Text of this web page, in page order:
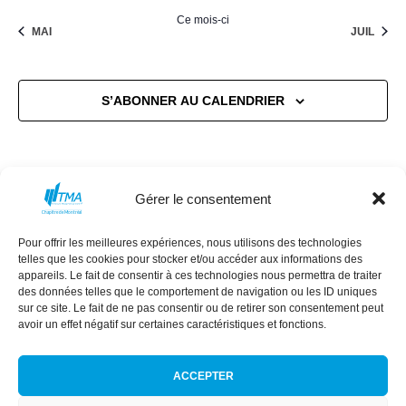
Gérer le consentement
Pour offrir les meilleures expériences, nous utilisons des technologies
telles que les cookies pour stocker et/ou accéder aux informations des
appareils. Le fait de consentir à ces technologies nous permettra de traiter
des données telles que le comportement de navigation ou les ID uniques
sur ce site. Le fait de ne pas consentir ou de retirer son consentement peut
avoir un effet négatif sur certaines caractéristiques et fonctions.
ACCEPTER
MAI
Ce mois-ci
JUIL
S’ABONNER AU CALENDRIER
MISSION CONSEIL D’ADMINISTRATION
COMMANDITAIRES ÉVÈNEMENTS
NEXT GEN RÉSEAU DES FEMMES